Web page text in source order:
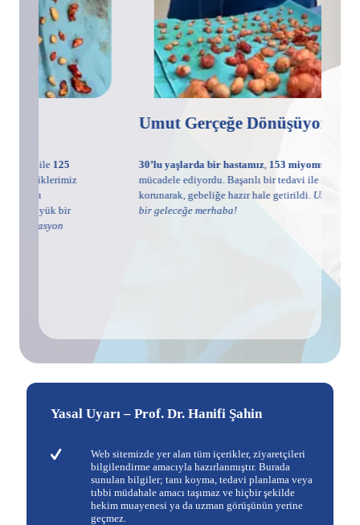
Umut Gerçeğe Dönüşüyor!
30’lu yaşlarda bir hastamız,153 miyomuile
mücadele ediyordu. Başarılı bir tedavi ile rahmi
korunarak, gebeliğe hazır hale getirildi.Umut dolu
bir geleceğe merhaba!
Yasal Uyarı – Prof. Dr. Hanifi Şahin
Web sitemizde yer alan tüm içerikler, ziyaretçileri
bilgilendirme amacıyla hazırlanmıştır. Burada
sunulan bilgiler; tanı koyma, tedavi planlama veya
tıbbi müdahale amacı taşımaz ve hiçbir şekilde
hekim muayenesi ya da uzman görüşünün yerine
geçmez.